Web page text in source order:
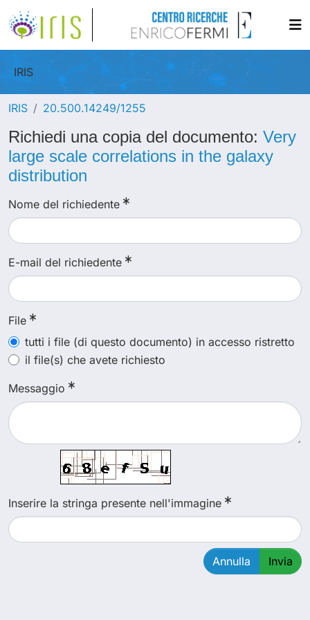
IRIS
IRIS 20.500.14249/1255
Richiedi una copia del documento: Very
large scale correlations in the galaxy
distribution
Nome del richiedente
E-mail del richiedente
File
tutti i file (di questo documento) in accesso ristretto
il file(s) che avete richiesto
Messaggio
Inserire la stringa presente nell'immagine
Annulla Invia